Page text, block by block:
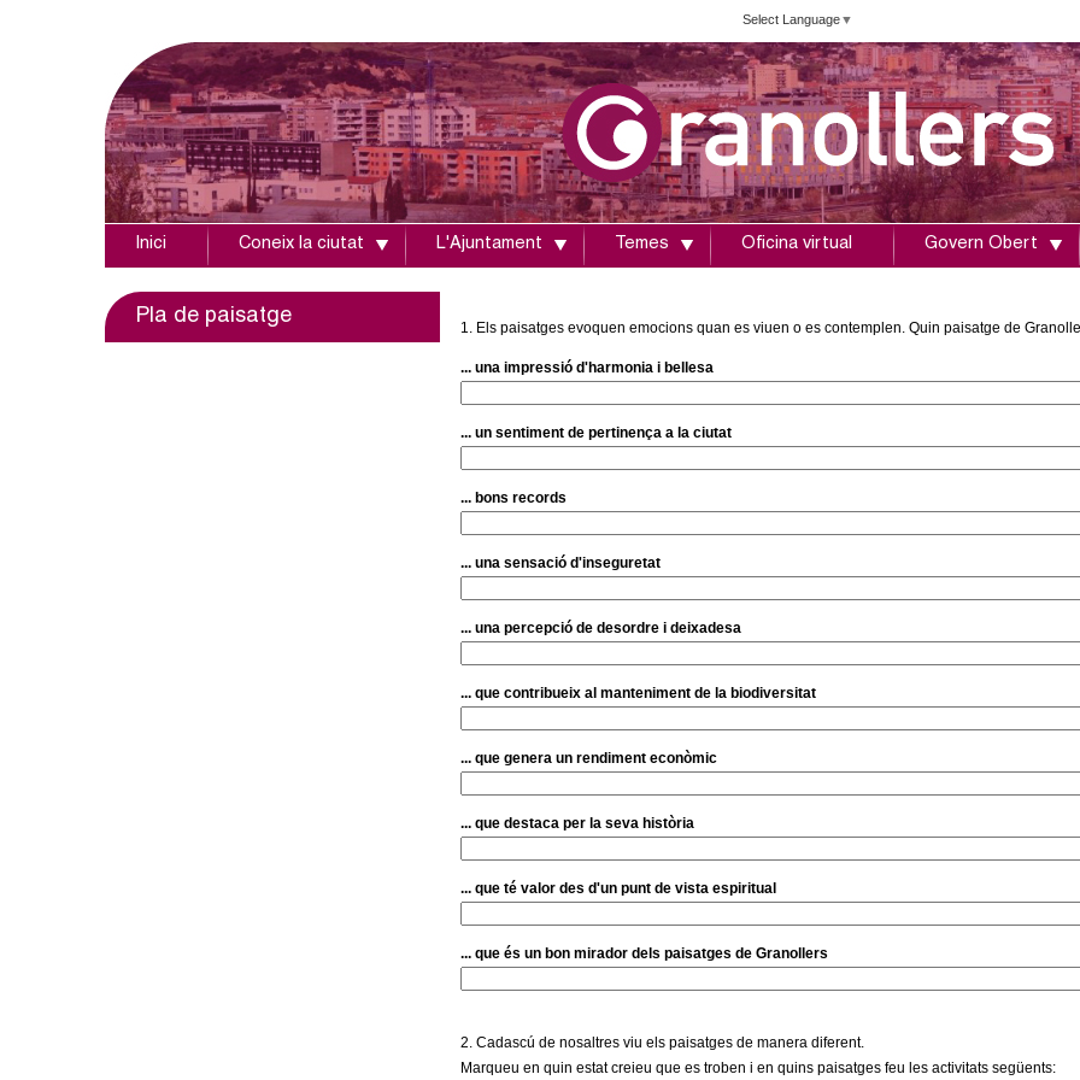
Vés
al
contingut
Select Language▼
j
Inici Coneix la ciutat L'Ajuntament Temes Oficina virtual Govern Obert
1. Els paisatges evoquen emocions quan es viuen o es contemplen. Quin paisatge de
... una impressió d'harmonia i bellesa
... un sentiment de pertinença a la ciutat
... bons records
... una sensació d'inseguretat
... una percepció de desordre i deixadesa
... que contribueix al manteniment de la biodiversitat
... que genera un rendiment econòmic
... que destaca per la seva història
... que té valor des d'un punt de vista espiritual
... que és un bon mirador dels paisatges de Granollers
2. Cadascú de nosaltres viu els paisatges de manera diferent.
Marqueu en quin estat creieu que es troben i en quins paisatges feu les activitats següents:
Pla de paisatge